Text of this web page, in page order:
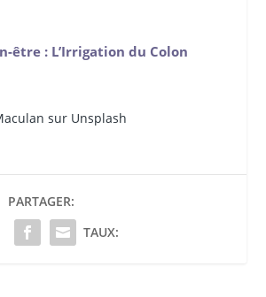
être : L’Irrigation du Colon
sur Unsplash
PARTAGER:
TAUX: